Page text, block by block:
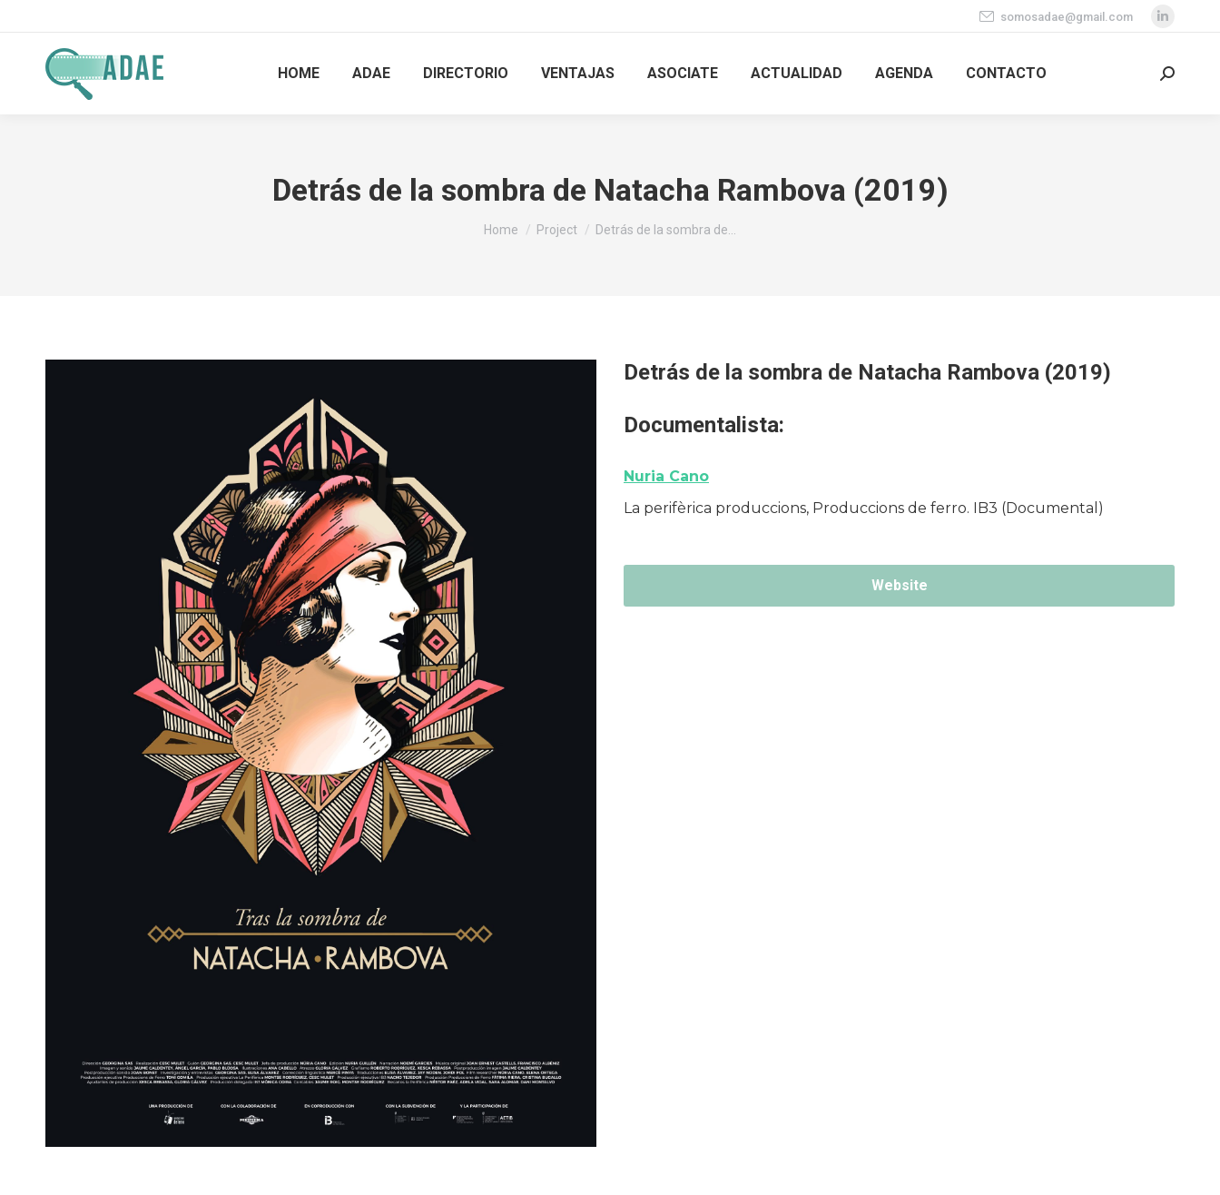
somosadae@gmail.com
opens
HOME ADAE DIRECTORIO VENTAJAS ASOCIATE ACTUALIDAD AGENDA CONTACTO Search:
Detrás de la sombra de Natacha Rambova (2019)
You are here:
Home Project Detrás de la sombra de…
Detrás de la sombra de Natacha Rambova (2019)
Documentalista:
Nuria Cano
La perifèrica produccions, Produccions de ferro. IB3 (Documental)
Website